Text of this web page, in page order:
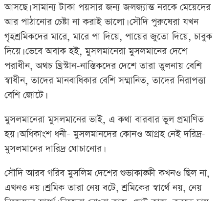
আসছে। সামান্য টাকা পয়সার জন্য জলজ্যান্ত নরকে মেয়েদের
আর পাঠানোর চেষ্টা না করাই ভালো। সৌদি পুরুষেরা যখন
গৃহশ্রমিকদের মারে, মারে পা দিয়ে, পায়ের জুতো দিয়ে, চাবুক
দিয়ে। ভেবে অবাক হই, মুসলমানেরা মুসলমানের দেশে
পরাধীন, অথচ খ্রিস্টান-নাস্তিকদের দেশে তারা তুলনায় বেশি
স্বাধীন, তাদের মানবাধিকার বেশি সম্মানিত, তাদের নিরাপত্তা
বেশি জোটে।
মুসলমানেরা মুসলমানের ভাই, এ কথা বারবার ভুল প্রমাণিত
হয়। অধিকাংশ ধনী- মুসলমানদের কোনও আগ্রহ নেই দরিদ্র-
মুসলমানের দারিদ্র ঘোচানোর।
সৌদি আরব গরিব মুসলিম দেশের শুভাকাঙ্ক্ষী কখনও ছিল না,
এখনও নয়। শ্রমিক তারা নেয় বটে, শ্রমিকের স্বার্থে নয়, নেয়